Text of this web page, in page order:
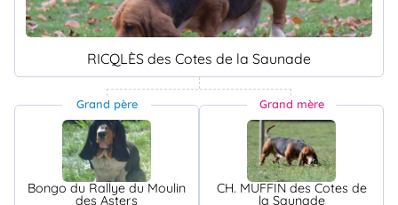
RICQLÈS des Cotes de la Saunade
Grand père
Bongo du Rallye du Moulin
des Asters
Grand mère
CH. MUFFIN des Cotes de
la Saunade